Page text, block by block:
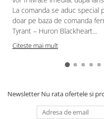
Star Wars figurine
Friday The 13th
Marvel Univers
Figurine diverse
One Piece
Dragon Ball
La comanda se aduc
doar pe baza de comanda
Tyrant – Huron Blackheart...
Citeste mai mult
Newsletter Nu rata ofertele si